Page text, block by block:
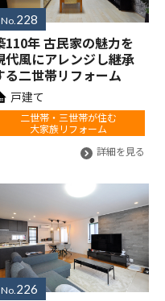
No.228
110年 古民家の魅力を
代風にアレンジし継承
る二世帯リフォーム
戸建て
二世帯・三世帯が住む
大家族リフォーム
詳細を見る
No. 226